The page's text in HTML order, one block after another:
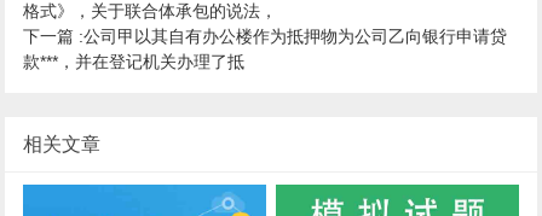
格式》，关于联合体承包的说法，
下一篇 :公司甲以其自有办公楼作为抵押物为公司乙向银行申请贷
款***，并在登记机关办理了抵
相关文章